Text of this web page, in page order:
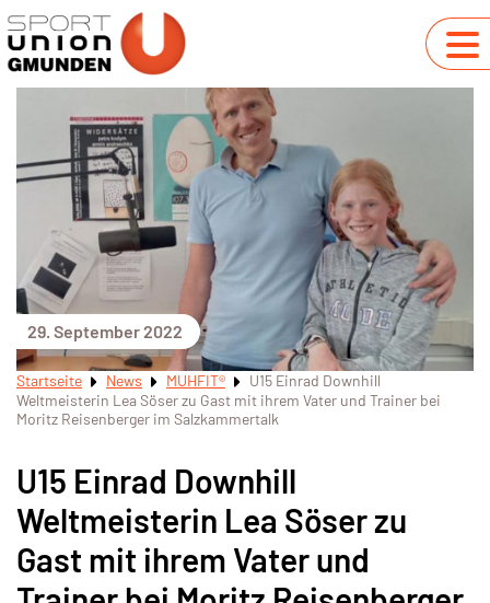
29. September 2022
Startseite News MUHFIT®
U15 Einrad Downhill
Weltmeisterin Lea Söser zu Gast mit ihrem Vater und Trainer bei
Moritz Reisenberger im Salzkammertalk
U15 Einrad Downhill
Weltmeisterin Lea Söser zu
Gast mit ihrem Vater und